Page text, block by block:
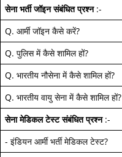
सेना भर्ती जॉइन संबंधित प्रश्न:-
Q. आर्मी जॉइन कैसे करें?
Q. पुलिस में कैसे शामिल हों?
Q. भारतीय नौसेना में कैसे शामिल हों?
Q. भारतीय वायु सेना में कैसे शामिल हों?
सेना मेडिकल टेस्ट संबंधित प्रश्न:-
- इंडियन आर्मी भर्ती मेडिकल टेस्ट?